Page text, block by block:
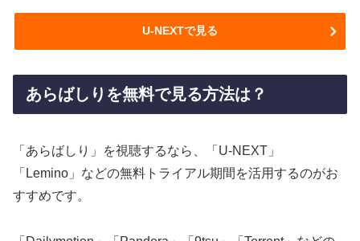
U-NEXTで見る
あらばしりを無料で見る方法は？
「あらばしり」を視聴するなら、「U-NEXT」
「Lemino」などの無料トライアル期間を活用するのがお
すすめです。